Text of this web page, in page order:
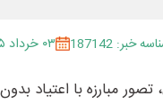
خبر: 187142 ۰۳ خرداد ۱۴۰۵
مبارزه با اعتیاد